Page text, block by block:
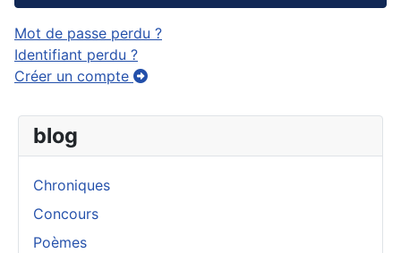
Mot de passe perdu ?
Identifiant perdu ?
Créer un compte
blog
Chroniques
Concours
Poèmes